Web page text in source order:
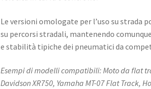
Le versioni omologate per l’uso su strada
su percorsi stradali, mantenendo
e stabilità tipiche dei pneumatici da
Esempi di modelli compatibili: Moto da flat
Davidson XR750, Yamaha MT-07 Flat Track,